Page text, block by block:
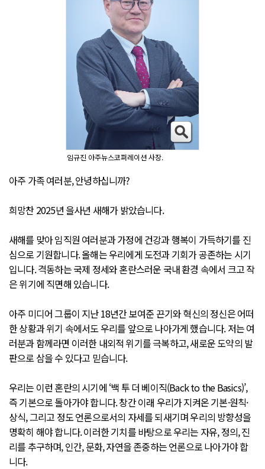
임규진 아주뉴스코퍼레이션 사장.
아주 가족 여러분, 안녕하십니까?
희망찬 2025년 을사년 새해가 밝았습니다.
새해를 맞아 임직원 여러분과 가정에 건강과 행복이 가득하기를 진
심으로 기원합니다. 올해는 우리에게 도전과 기회가 공존하는 시기
입니다. 격동하는 국제 정세와 혼란스러운 국내 환경 속에서 크고 작
은 위기에 직면해 있습니다.
아주 미디어 그룹이 지난 18년간 보여준 끈기와 혁신의 정신은 어떠
한 상황과 위기 속에서도 우리를 앞으로 나아가게 했습니다. 저는 여
러분과 함께라면 이러한 내외적 위기를 극복하고, 새로운 도약의 발
판으로 삼을 수 있다고 믿습니다.
우리는 이런 혼란의 시기에 ‘백 투 더 베이직(Back to the Basics)’,
즉 기본으로 돌아가야 합니다. 창간 이래 우리가 지켜온 기본·원칙·
상식, 그리고 정도 언론으로서의 자세를 되새기며 우리의 방향성을
명확히 해야 합니다. 이러한 기치를 바탕으로 우리는 자유, 정의, 진
리를 추구하며, 인간, 문화, 자연을 존중하는 언론으로 나아가야 합
니다.